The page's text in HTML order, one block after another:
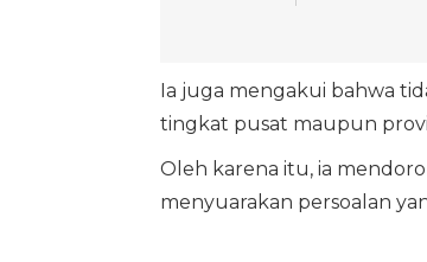
Ia juga mengakui bahwa
tingkat pusat maupun
Oleh karena itu, ia
menyuarakan persoalan